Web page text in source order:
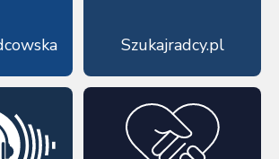
Szukajradcy.pl